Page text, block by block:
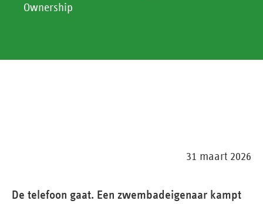
Ownership
31 maart 2026
De telefoon gaat. Een zwembadeigenaar kampt